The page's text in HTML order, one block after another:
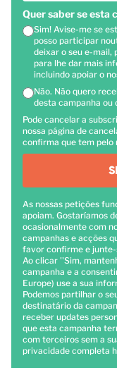
Quer saber se esta
Sim! Avise-me se
posso participar
deixar o seu e-mail,
para lhe dar mais
incluindo apoiar o
Não. Não quero
desta campanha ou
Pode cancelar a
nossa página de
confirma que tem pelo
As nossas petições
apoiam. Gostaríamos
ocasionalmente com
campanhas e acções
favor confirme e junte-
Ao clicar ''Sim,
campanha e a
Europe) use a sua
Podemos partilhar o
destinatário da
receber updates
que esta campanha
com terceiros sem a
privacidade completa